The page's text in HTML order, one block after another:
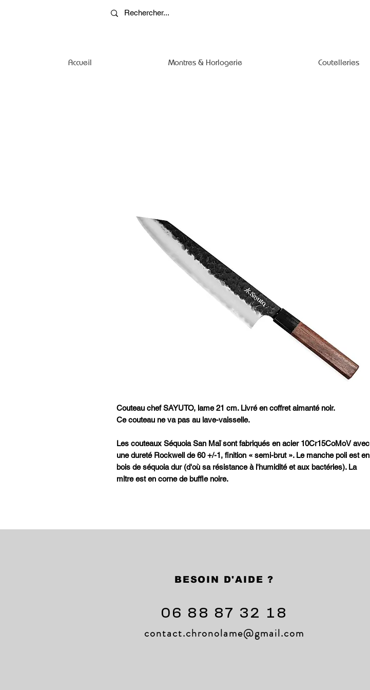
Accueil Montres & Horlogerie Coutelleries
Couteau chef SAYUTO, lame 21 cm. Livré en coffret aimanté noir.
Ce couteau ne va pas au lave-vaisselle.
Les couteaux Séquoia San Maï sont fabriqués en acier 10Cr15CoMoV avec
une dureté Rockwell de 60 +/-1, finition « semi-brut ». Le manche poli est en
bois de séquoia dur (d'où sa résistance à l'humidité et aux bactéries). La
mitre est en corne de buffle noire.
BESOIN D'AIDE ?
06 88 87 32 18
contact.chronolame@gmail.com